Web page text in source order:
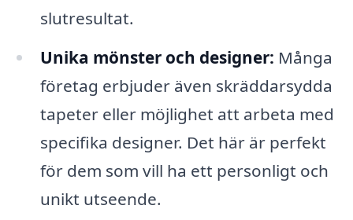
slutresultat.
Unika mönster och designer: Många
företag erbjuder även skräddarsydda
tapeter eller möjlighet att arbeta med
specifika designer. Det här är perfekt
för dem som vill ha ett personligt och
unikt utseende.